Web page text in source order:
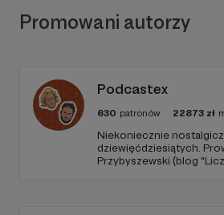
Promowani autorzy
Podcastex
630 patronów 22873 zł
Niekoniecznie
dziewięćdziesiątych.
Przybyszewski (blog